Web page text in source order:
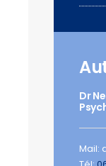
Dr
Mail: